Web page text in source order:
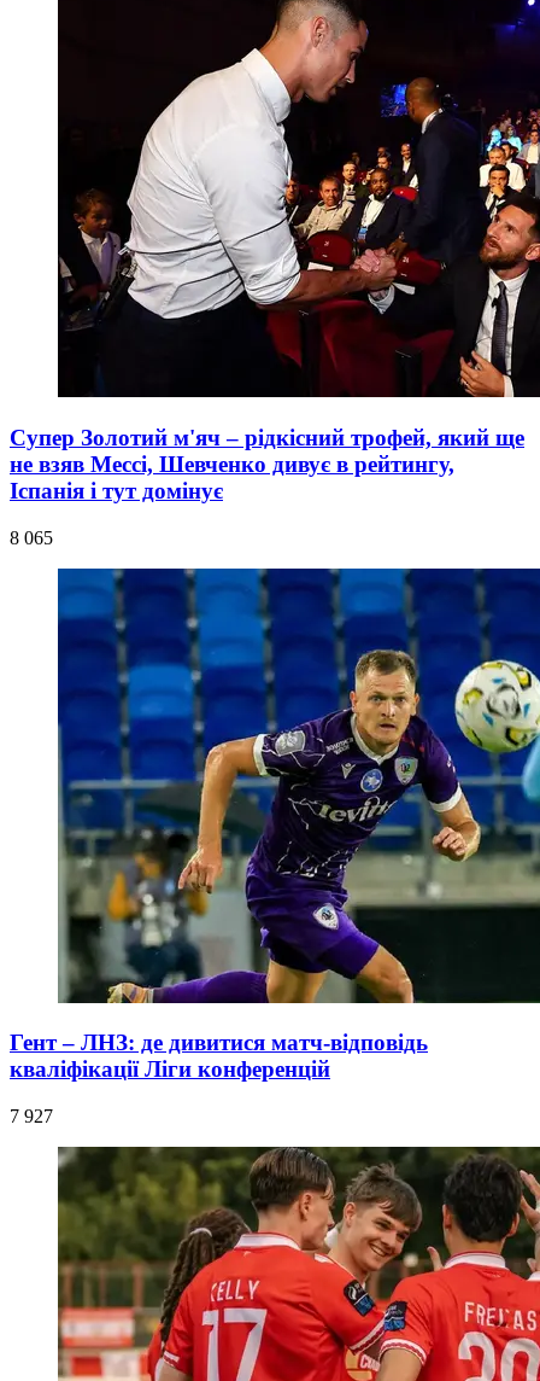
Супер Золотий м'яч – рідкісний трофей, який ще
не взяв Мессі, Шевченко дивує в рейтингу,
Іспанія і тут домінує
8 065
Гент – ЛНЗ: де дивитися матч-відповідь
кваліфікації Ліги конференцій
7 927